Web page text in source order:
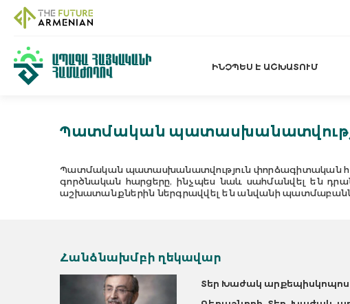
ԻՆՉՊԵՍ Է ԱՇԽԱՏՈՒՄ
Պատմական
Պատմական պատասխանատվություն փորձագիտական
գործնական հարցերը, ինչպես նաև սահմանվել են
աշխատանքներին ներգրավվել են անվանի
Հանձնախմբի ղեկավար
Տեր Խաժակ